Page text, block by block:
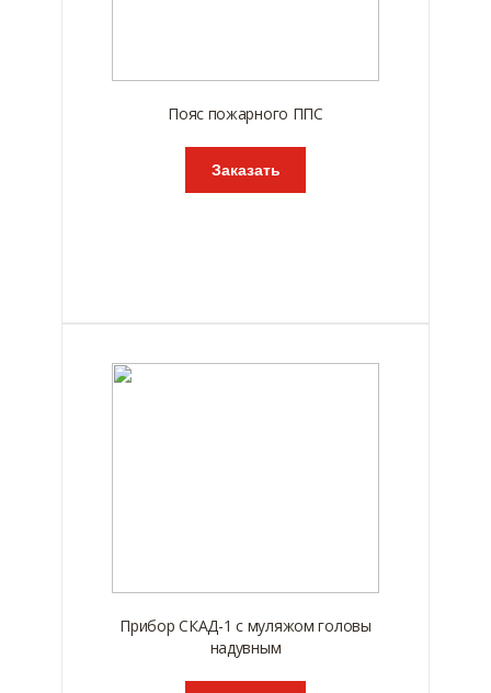
Пояс пожарного ППС
Заказать
Прибор СКАД-1 с муляжом головы
надувным